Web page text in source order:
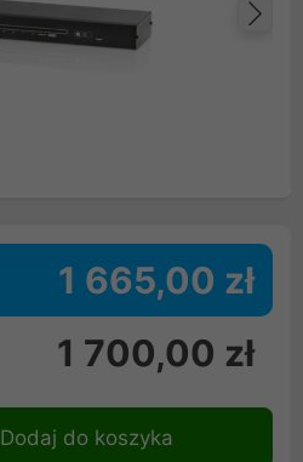
1 665,00 zł
1 700,00 zł
Dodaj do koszyka